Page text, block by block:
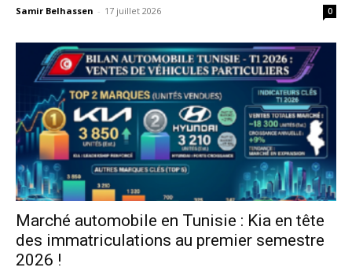
Samir Belhassen - 17 juillet 2026 0
Marché automobile en Tunisie : Kia en tête
des immatriculations au premier semestre
2026 !